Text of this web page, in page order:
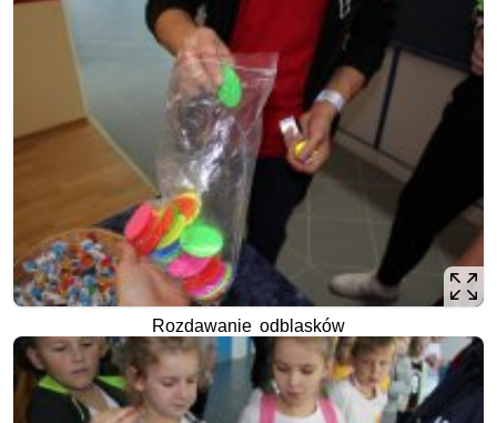
Rozdawanie odblasków